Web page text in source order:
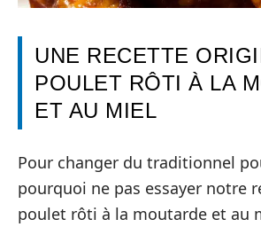
UNE RECETTE
POULET RÔTI À LA
ET AU MIEL
Pour changer du traditionnel
pourquoi ne pas essayer notre
poulet rôti à la moutarde et au